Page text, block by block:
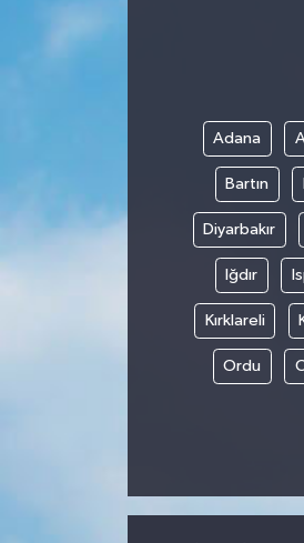
Adana
Bartın
Diyarbakır
Iğdır
Kırklareli
Ordu